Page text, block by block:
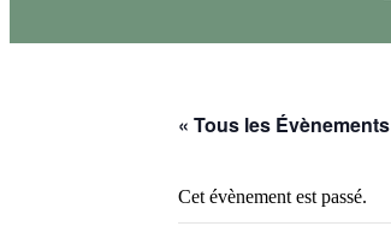
« Tous les Évènements
Cet évènement est passé.